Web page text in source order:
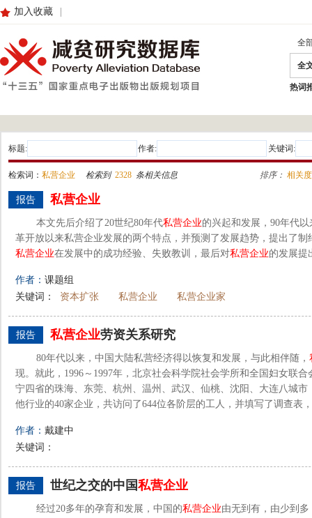
加入收藏
全
全
热词
标题: 作者: 关键词:
排序： 相关度
检索词： 私营企业 检索到 2328 条相关信息
报告 私营企业
本文先后介绍了20世纪80年代私营企业的兴起和发展，90年代以
革开放以来私营企业发展的两个特点，并预测了发展趋势，提出了制
私营企业在发展中的成功经验、失败教训，最后对私营企业的发展提
作者： 课题组
关键词：
资本扩张 私营企业 私营企业家
报告 私营企业劳资关系研究
80年代以来，中国大陆私营经济得以恢复和发展，与此相伴随，
现。就此，1996～1997年，北京社会科学院社会学所和全国妇女联
宁四省的珠海、东莞、杭州、温州、武汉、仙桃、沈阳、大连八城
他行业的40家企业，共访问了644位各阶层的工人，并填写了调查表
作者： 戴建中
关键词：
报告 世纪之交的中国私营企业
经过20多年的孕育和发展，中国的私营企业由无到有，由少到